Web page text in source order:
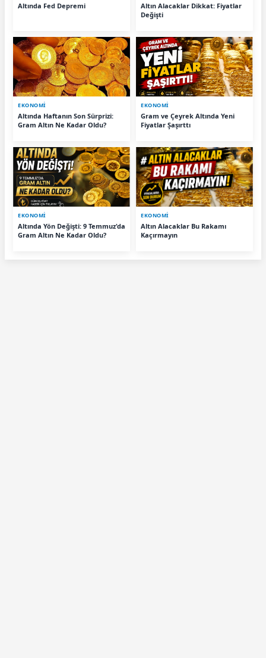
Altında Fed Depremi
Altın Alacaklar Dikkat: Fiyatlar
Değişti
EKONOMİ
Altında Haftanın Son Sürprizi:
Gram Altın Ne Kadar Oldu?
EKONOMİ
Gram ve Çeyrek Altında Yeni
Fiyatlar Şaşırttı
EKONOMİ
Altında Yön Değişti: 9 Temmuz'da
Gram Altın Ne Kadar Oldu?
EKONOMİ
Altın Alacaklar Bu Rakamı
Kaçırmayın